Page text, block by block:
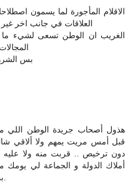
الاقلام المأجورة لما يسمون
العلاقات في جانب اخر
الغريب ان الوطن تسعى لشيء
بس
هذول أصحاب جريدة الوطن اللي
قبل أمس مريت يمهم ولا ألاقي
دون ترخيص .. قربت منه ولا عليه
أملاك الدولة و الجماعة لي يومك